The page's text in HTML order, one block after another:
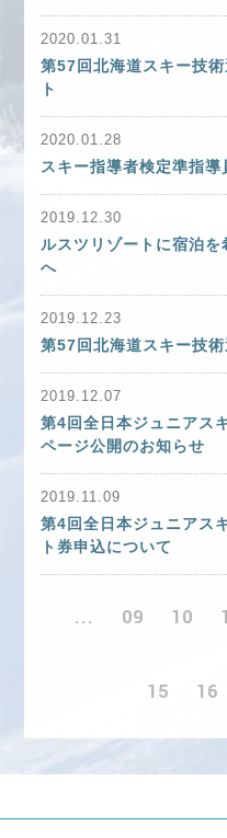
2020.01.31
第57回北海道スキー技
ト
2020.01.28
スキー指導者検定準指
2019.12.30
ルスツリゾートに宿泊
へ
2019.12.23
第57回北海道スキー技
2019.12.07
第4回全日本ジュニアス
ページ公開のお知らせ
2019.11.09
第4回全日本ジュニアス
ト券申込について
... 09 10
15 16